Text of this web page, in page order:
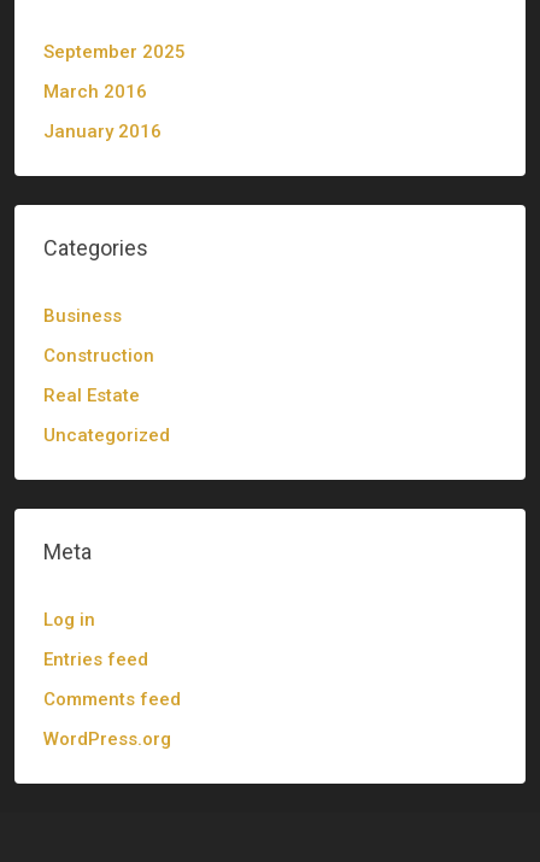
September 2025
March 2016
January 2016
Categories
Business
Construction
Real Estate
Uncategorized
Meta
Log in
Entries feed
Comments feed
WordPress.org